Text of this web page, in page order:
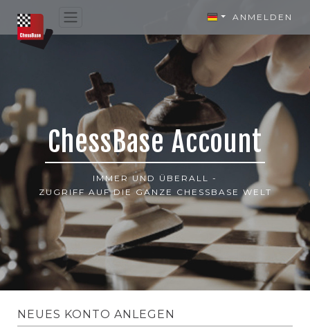
ANMELDEN
ChessBase Account
IMMER UND ÜBERALL -
ZUGRIFF AUF DIE GANZE CHESSBASE WELT
NEUES KONTO ANLEGEN